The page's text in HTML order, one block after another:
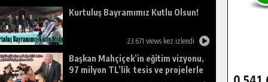
Kurtuluş Bayramımız Kutlu Olsun!
23.671 views kez izlendi
Başkan Mahçiçek’in eğitim vizyonu,
97 milyon TL’lik tesis ve projelerle